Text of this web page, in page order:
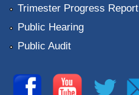
Trimester Progress Report
Public Hearing
Public Audit